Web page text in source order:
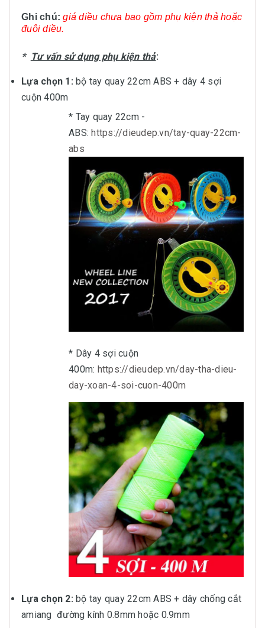
Ghi chú: giá diều chưa bao gồm phụ kiện thả hoặc
đuôi diều.
* Tư vấn sử dụng phụ kiện thả:
Lựa chọn 1: bộ tay quay 22cm ABS + dây 4 sợi
cuộn 400m
* Tay quay 22cm -
ABS: https://dieudep.vn/tay-quay-22cm-
abs
* Dây 4 sợi cuộn
400m: https://dieudep.vn/day-tha-dieu-
day-xoan-4-soi-cuon-400m
Lựa chọn 2: bộ tay quay 22cm ABS + dây chống cắt
amiang đường kính 0.8mm hoặc 0.9mm